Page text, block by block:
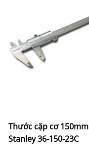
Thước cặp cơ 150mm
Stanley 36-150-23C